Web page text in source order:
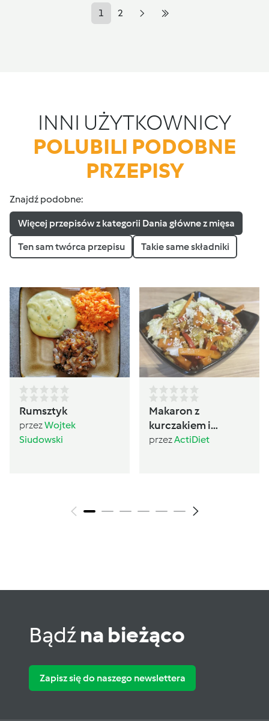
1 2
INNI UŻYTKOWNICY
POLUBILI PODOBNE
PRZEPISY
Znajdź podobne:
Więcej przepisów z kategorii Dania główne z mięsa
Ten sam twórca przepisu Takie same składniki
Rumsztyk
przezWojtek
Siudowski
Makaron z
kurczakiem i
warzywami po
przezActiDiet
Bądźna bieżąco
Zapisz się do naszego newslettera